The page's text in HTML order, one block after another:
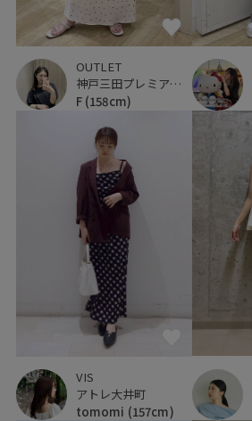
OUTLET
神戸三田プレミアム・アウトレット
F (158cm)
VIS
アトレ大井町
tomomi (157cm)